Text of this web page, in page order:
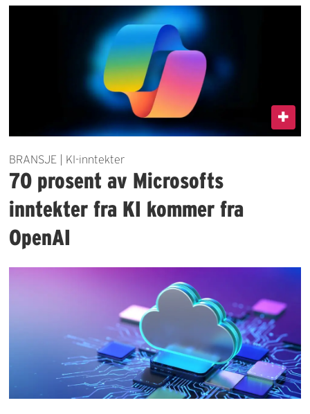
BRANSJE | KI-inntekter
70 prosent av Microsofts
inntekter fra KI kommer fra
OpenAI